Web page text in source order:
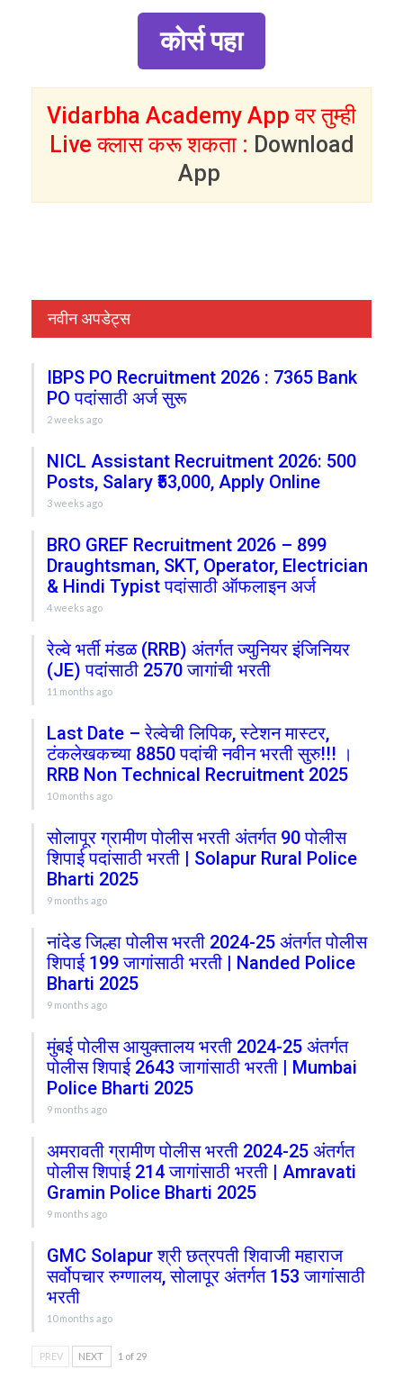
कोर्स पहा
Vidarbha Academy App वर तुम्ही
Live क्लास करू शकता : Download
App
नवीन अपडेट्स
IBPS PO Recruitment 2026 : 7365 Bank
PO पदांसाठी अर्ज सुरू
2 weeks ago
NICL Assistant Recruitment 2026: 500
Posts, Salary ₹53,000, Apply Online
3 weeks ago
BRO GREF Recruitment 2026 – 899
Draughtsman, SKT, Operator, Electrician
& Hindi Typist पदांसाठी ऑफलाइन अर्ज
4 weeks ago
रेल्वे भर्ती मंडळ (RRB) अंतर्गत ज्युनियर इंजिनियर
(JE) पदांसाठी 2570 जागांची भरती
11 months ago
Last Date – रेल्वेची लिपिक, स्टेशन मास्टर,
टंकलेखकच्या 8850 पदांची नवीन भरती सुरु!!! ।
RRB Non Technical Recruitment 2025
10 months ago
सोलापूर ग्रामीण पोलीस भरती अंतर्गत 90 पोलीस
शिपाई पदांसाठी भरती | Solapur Rural Police
Bharti 2025
9 months ago
नांदेड जिल्हा पोलीस भरती 2024-25 अंतर्गत पोलीस
शिपाई 199 जागांसाठी भरती | Nanded Police
Bharti 2025
9 months ago
मुंबई पोलीस आयुक्तालय भरती 2024-25 अंतर्गत
पोलीस शिपाई 2643 जागांसाठी भरती | Mumbai
Police Bharti 2025
9 months ago
अमरावती ग्रामीण पोलीस भरती 2024-25 अंतर्गत
पोलीस शिपाई 214 जागांसाठी भरती | Amravati
Gramin Police Bharti 2025
9 months ago
GMC Solapur श्री छत्रपती शिवाजी महाराज
सर्वोपचार रुग्णालय, सोलापूर अंतर्गत 153 जागांसाठी
भरती
10 months ago
PREV NEXT 1 of 29